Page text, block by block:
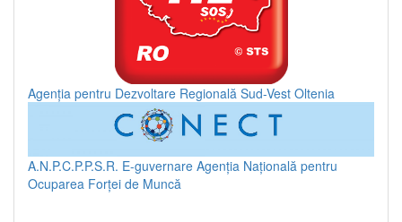
Agenția pentru Dezvoltare Regională Sud-Vest Oltenia
A.N.P.C.P.P.S.R. E-guvernare Agenția Națională pentru
Ocuparea Forței de Muncă